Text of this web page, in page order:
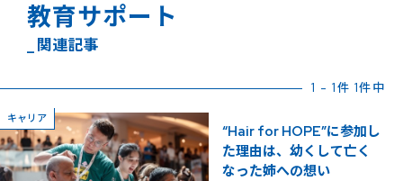
教育サポート
_ 関連記事
1 - 1件 1件中
キャリア
“Hair for HOPE”に参加し
た理由は、幼くして亡く
なった姉への想い